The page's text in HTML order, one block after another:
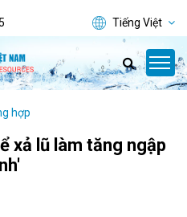
Tiếng Việt
hợp
xả lũ làm tăng ngập